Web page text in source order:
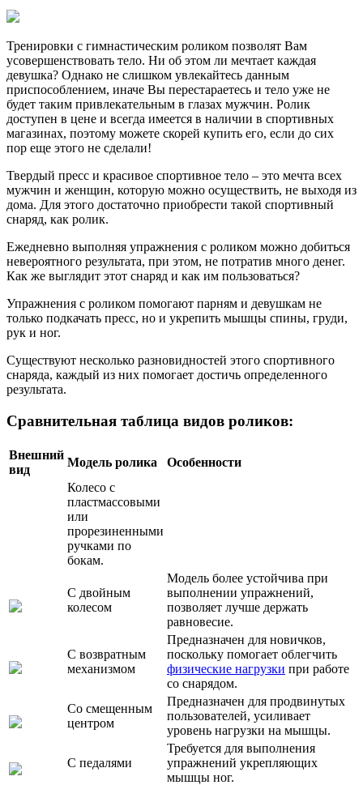
Тренировки с гимнастическим роликом позволят Вам
усовершенствовать тело. Ни об этом ли мечтает каждая
девушка? Однако не слишком увлекайтесь данным
приспособлением, иначе Вы перестараетесь и тело уже не
будет таким привлекательным в глазах мужчин. Ролик
доступен в цене и всегда имеется в наличии в спортивных
магазинах, поэтому можете скорей купить его, если до сих
пор еще этого не сделали!
Твердый пресс и красивое спортивное тело – это мечта всех
мужчин и женщин, которую можно осуществить, не выходя из
дома. Для этого достаточно приобрести такой спортивный
снаряд, как ролик.
Ежедневно выполняя упражнения с роликом можно добиться
невероятного результата, при этом, не потратив много денег.
Как же выглядит этот снаряд и как им пользоваться?
Упражнения с роликом помогают парням и девушкам не
только подкачать пресс, но и укрепить мышцы спины, груди,
рук и ног.
Существуют несколько разновидностей этого спортивного
снаряда, каждый из них помогает достичь определенного
результата.
Сравнительная таблица видов роликов:
Внешний
вид
Модель ролика
Особенности
Колесо с
пластмассовыми
или
прорезиненными
ручками по
бокам.
С двойным
колесом
Модель более устойчива при
выполнении упражнений,
позволяет лучше держать
равновесие.
С возвратным
механизмом
Предназначен для новичков,
поскольку помогает облегчить
физические нагрузки при работе
со снарядом.
Со смещенным
центром
Предназначен для продвинутых
пользователей, усиливает
уровень нагрузки на мышцы.
С педалями
Требуется для выполнения
упражнений укрепляющих
мышцы ног.